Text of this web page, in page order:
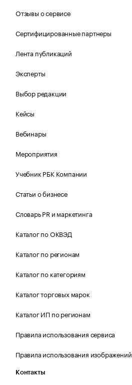
Отзывы о сервисе
Сертифицированные партнеры
Лента публикаций
Эксперты
Выбор редакции
Кейсы
Вебинары
Мероприятия
Учебник РБК Компании
Статьи о бизнесе
Словарь PR и маркетинга
Каталог по ОКВЭД
Каталог по регионам
Каталог по категориям
Каталог торговых марок
Каталог ИП по регионам
Правила использования сервиса
Правила использования изображений
Контакты